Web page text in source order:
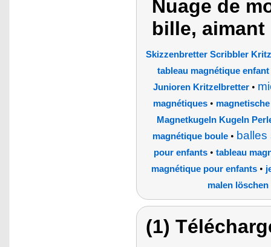
Nuage de
bille, aimant
Skizzenbretter Scribbler
tableau magnétique enfant
Junioren Kritzelbretter•
magnétiques•
Magnetkugeln Kugeln
magnétique boule •
pour enfants • tableau
magnétique pour enfants•
malen
(1)